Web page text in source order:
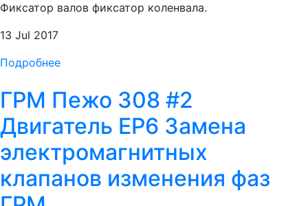
Фиксатор валов фиксатор коленвала.
13 Jul 2017
Подробнее
ГРМ Пежо 308 #2
Двигатель EP6 Замена
электромагнитных
клапанов изменения фаз